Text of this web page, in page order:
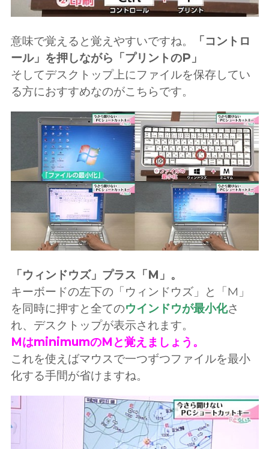
意味で覚えると覚えやすいですね。
「コントロ
ール」を押しながら「プリントのP」
そしてデスクトップ上にファイルを保存してい
る方におすすめなのがこちらです。
「ウィンドウズ」プラス「M」。
キーボードの左下の「ウィンドウズ」と「M」
を同時に押すと全てのウインドウが最小化さ
れ、デスクトップが表示されます。
MはminimumのMと覚えましょう。
これを使えばマウスで一つずつファイルを最小
化する手間が省けますね。